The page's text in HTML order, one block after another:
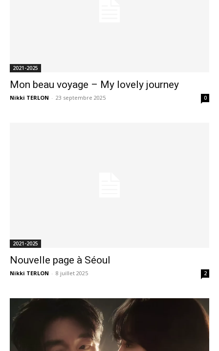
2021-2025
Mon beau voyage – My lovely journey
Nikki TERLON - 23 septembre 2025 0
2021-2025
Nouvelle page à Séoul
Nikki TERLON - 8 juillet 2025 2